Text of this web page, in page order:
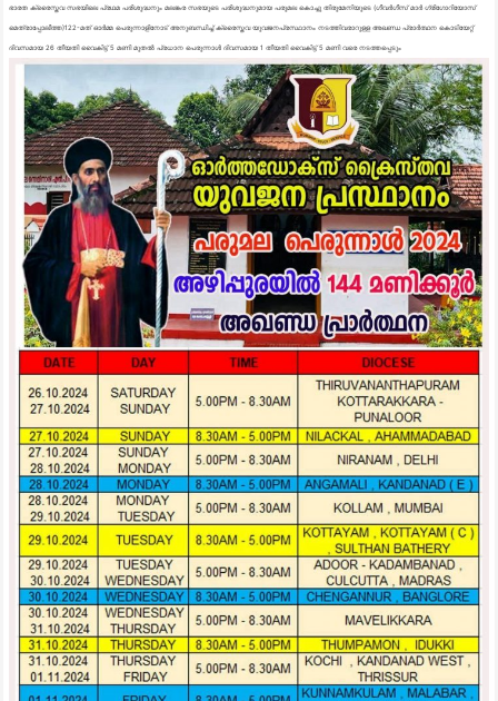
ഭാരത ക്രൈസ്തവ സഭയിലെ പ്രഥമ പരിശുദ്ധനും മലങ്കര സഭയുടെ പരിശുദ്ധനുമായ പരുമല കൊച്ചു തിരുമേനിയുടെ (ഗീവർഗീസ് മാർ ഗ്രിഗോറിയോസ്
മെത്രാപ്പോലീത്ത)122-മത് ഓർമ്മ പെരുന്നാളിനോട് അനുബന്ധിച്ച് ക്രൈസ്തവ യുവജനപ്രസ്ഥാനം നടത്തിവരാറുള്ള അഖണ്ഡ പ്രാർത്ഥന കൊടിയേറ്റ്
ദിവസമായ 26 തീയതി വൈകിട്ട് 5 മണി മുതൽ പ്രധാന പെരുന്നാൾ ദിവസമായ 1 തീയതി വൈകിട്ട് 5 മണി വരെ നടത്തപ്പെടും